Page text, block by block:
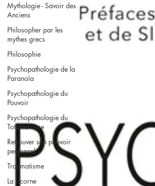
Mythologie - Savoir des
Anciens
Philosopher par les
mythes grecs
Philosophie
Psychopathologie de la
Paranoïa
Psychopathologie du
Pouvoir
Psychopathologie du
Totalitarisme
Retrouver son pouvoir
personnel
Traumatisme
La Licorne